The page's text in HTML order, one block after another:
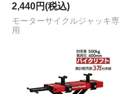
2,440円(税込)
モーターサイクルジャッキ専
用